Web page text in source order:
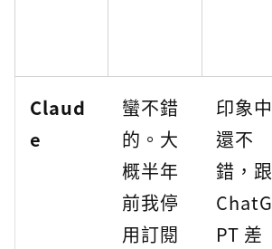
Claud
e
蠻不錯
的。大
概半年
前我停
用訂閱
印象中
還不
錯，跟
ChatG
PT 差